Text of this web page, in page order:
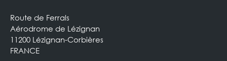
Route de Ferrals
Aérodrome de Lézignan
11200 Lézignan-Corbières
FRANCE